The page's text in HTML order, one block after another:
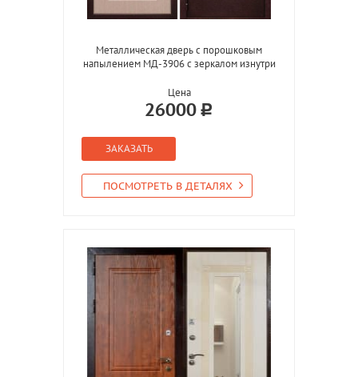
Металлическая дверь с порошковым
напылением МД-3906 с зеркалом изнутри
Цена
26000
ЗАКАЗАТЬ
ПОСМОТРЕТЬ В ДЕТАЛЯХ